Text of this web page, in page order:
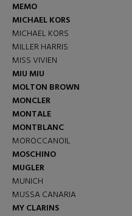
MEMO
MICHAEL KORS
MICHAEL KORS
MILLER HARRIS
MISS VIVIEN
MIU MIU
MOLTON BROWN
MONCLER
MONTALE
MONTBLANC
MOROCCANOIL
MOSCHINO
MUGLER
MUNICH
MUSSA CANARIA
MY CLARINS